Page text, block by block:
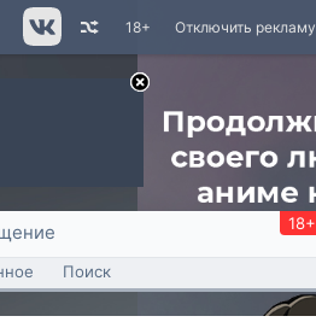
Отключить рекламу
18+
18+
Поиск